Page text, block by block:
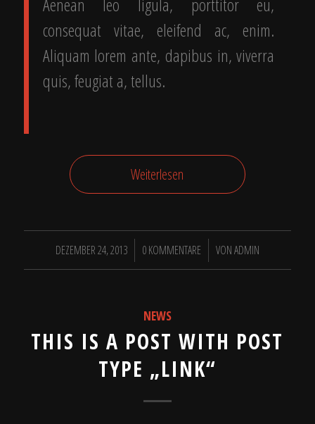
Aenean leo ligula, porttitor eu,
consequat vitae, eleifend ac, enim.
Aliquam lorem ante, dapibus in, viverra
quis, feugiat a, tellus.
Weiterlesen
DEZEMBER 24, 2013
/ 0 KOMMENTARE
/ VONADMIN
NEWS
THIS IS A POST WITH POST
TYPE „LINK“